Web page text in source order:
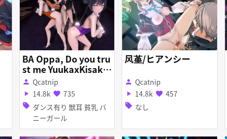
BA Oppa, Do you tru
st me YuukaxKisakix
MarixShiroko
person Qcatnip
play_arrow 14.8k favorite 735
sell ダンス有り 獣耳 貧乳 バ
ニーガール
风堇/ヒアンシー
person Qcatnip
play_arrow 14.8k favorite 457
sell なし